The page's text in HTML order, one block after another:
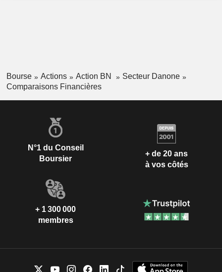
Bourse Actions Action BN
Secteur Danone
Comparaisons Financières
N°1 du Conseil
Boursier
+ de 20 ans
à vos côtés
+ 1 300 000
membres